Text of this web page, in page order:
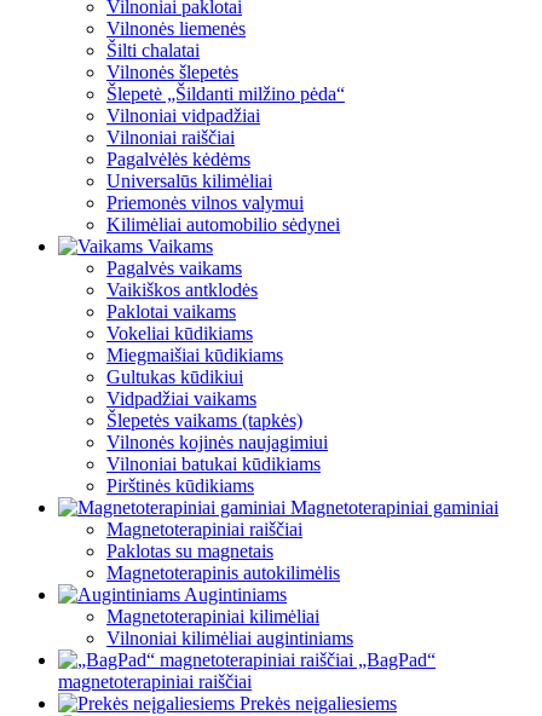
Vilnoniai paklotai
Vilnonės liemenės
Šilti chalatai
Vilnonės šlepetės
Šlepetė „Šildanti milžino pėda“
Vilnoniai vidpadžiai
Vilnoniai raiščiai
Pagalvėlės kėdėms
Universalūs kilimėliai
Priemonės vilnos valymui
Kilimėliai automobilio sėdynei
Vaikams
Pagalvės vaikams
Vaikiškos antklodės
Paklotai vaikams
Vokeliai kūdikiams
Miegmaišiai kūdikiams
Gultukas kūdikiui
Vidpadžiai vaikams
Šlepetės vaikams (tapkės)
Vilnonės kojinės naujagimiui
Vilnoniai batukai kūdikiams
Pirštinės kūdikiams
Magnetoterapiniai gaminiai
Magnetoterapiniai raiščiai
Paklotas su magnetais
Magnetoterapinis autokilimėlis
Augintiniams
Magnetoterapiniai kilimėliai
Vilnoniai kilimėliai augintiniams
„BagPad“
magnetoterapiniai raiščiai
Prekės neįgaliesiems